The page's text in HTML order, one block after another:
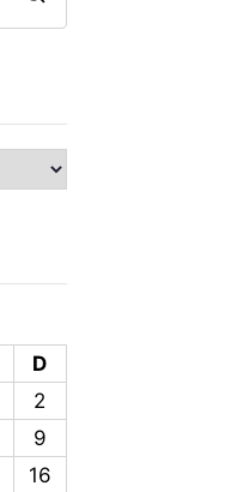
D
2
9
16